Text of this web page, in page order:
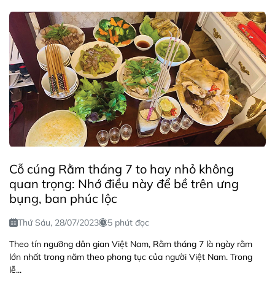
Cỗ cúng Rằm tháng 7 to hay nhỏ không
quan trọng: Nhớ điều này để bề trên ưng
bụng, ban phúc lộc
Thứ Sáu, 28/07/2023
5 phút đọc
Theo tín ngưỡng dân gian Việt Nam, Rằm tháng 7 là ngày rằm
lớn nhất trong năm theo phong tục của người Việt Nam. Trong
lễ...